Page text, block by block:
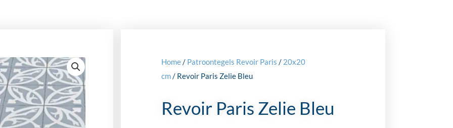
Home/ Patroontegels Revoir Paris / 20x20
cm/ Revoir Paris Zelie Bleu
Revoir Paris Zelie Bleu